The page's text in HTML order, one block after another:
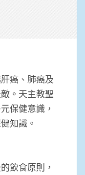
癌、肺癌及
。天主教聖
保健意識，
知識。
飲食原則，